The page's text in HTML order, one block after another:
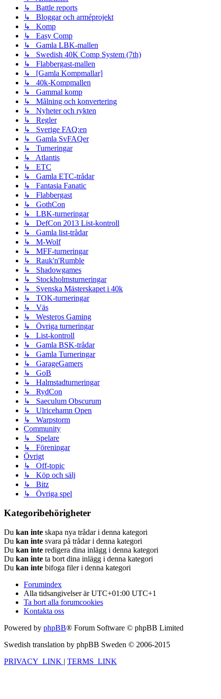
↳ Battle reports
↳ Bloggar och arméprojekt
↳ Komp
↳ Easy Comp
↳ Gamla LBK-mallen
↳ Swedish 40K Comp System (7th)
↳ Flabbergast-mallen
↳ [Gamla Kompmallar]
↳ 40k-Kompmallen
↳ Gammal komp
↳ Målning och konvertering
↳ Nyheter och rykten
↳ Regler
↳ Sverige FAQ:en
↳ Gamla SvFAQer
↳ Turneringar
↳ Atlantis
↳ ETC
↳ Gamla ETC-trådar
↳ Fantasia Fanatic
↳ Flabbergast
↳ GothCon
↳ LBK-turneringar
↳ DefCon 2013 List-kontroll
↳ Gamla list-trådar
↳ M-Wolf
↳ MFF-turneringar
↳ Rauk'n'Rumble
↳ Shadowgames
↳ Stockholmsturneringar
↳ Svenska Mästerskapet i 40k
↳ TOK-turneringar
↳ Väs
↳ Westeros Gaming
↳ Övriga turneringar
↳ List-kontroll
↳ Gamla BSK-trådar
↳ Gamla Turneringar
↳ GarageGamers
↳ GoB
↳ Halmstadturneringar
↳ RydCon
↳ Saeculum Obscurum
↳ Ulricehamn Open
↳ Warpstorm
Community
↳ Spelare
↳ Föreningar
Övrigt
↳ Off-topic
↳ Köp och sälj
↳ Bitz
↳ Övriga spel
Kategoribehörigheter
Du kan inte skapa nya trådar i denna kategori
Du kan inte svara på trådar i denna kategori
Du kan inte redigera dina inlägg i denna kategori
Du kan inte ta bort dina inlägg i denna kategori
Du kan inte bifoga filer i denna kategori
Forumindex
Alla tidsangivelser är UTC+01:00 UTC+1
Ta bort alla forumcookies
Kontakta oss
Powered by phpBB® Forum Software © phpBB Limited
Swedish translation by phpBB Sweden © 2006-2015
PRIVACY_LINK | TERMS_LINK